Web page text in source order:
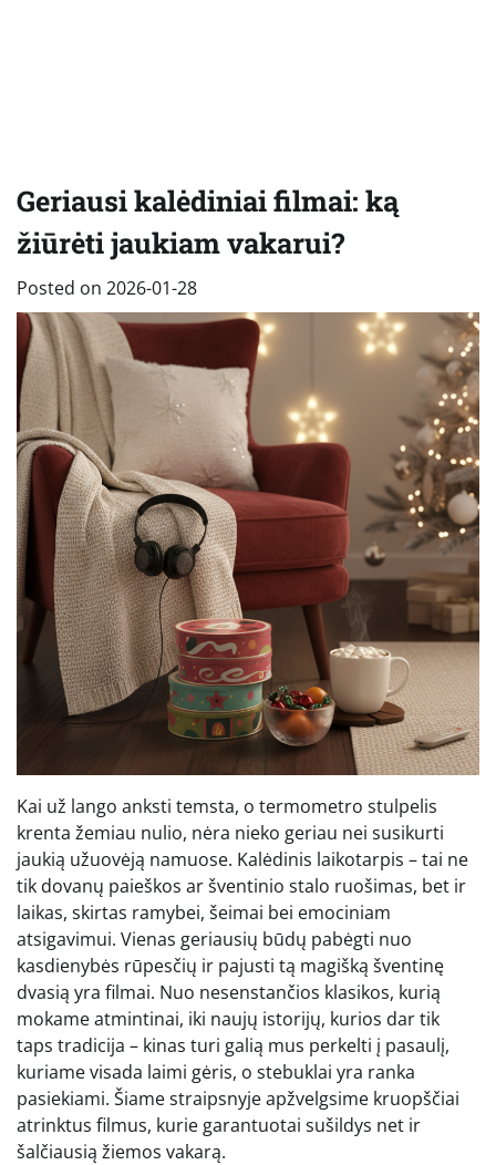
Geriausi kalėdiniai filmai: ką
žiūrėti jaukiam vakarui?
Posted on 2026-01-28
Kai už lango anksti temsta, o termometro stulpelis
krenta žemiau nulio, nėra nieko geriau nei susikurti
jaukią užuovėją namuose. Kalėdinis laikotarpis – tai ne
tik dovanų paieškos ar šventinio stalo ruošimas, bet ir
laikas, skirtas ramybei, šeimai bei emociniam
atsigavimui. Vienas geriausių būdų pabėgti nuo
kasdienybės rūpesčių ir pajusti tą magišką šventinę
dvasią yra filmai. Nuo nesenstančios klasikos, kurią
mokame atmintinai, iki naujų istorijų, kurios dar tik
taps tradicija – kinas turi galią mus perkelti į pasaulį,
kuriame visada laimi gėris, o stebuklai yra ranka
pasiekiami. Šiame straipsnyje apžvelgsime kruopščiai
atrinktus filmus, kurie garantuotai sušildys net ir
šalčiausią žiemos vakarą.